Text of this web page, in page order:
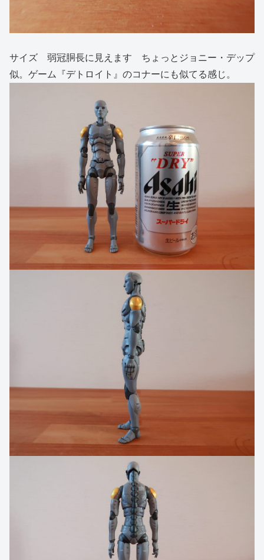
サイズ 弱冠胴長に見えます ちょっとジョニー・デップ
似。ゲーム『デトロイト』のコナーにも似てる感じ。